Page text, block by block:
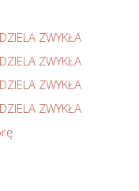
ZWYKŁA
ZWYKŁA
ZWYKŁA
ZWYKŁA